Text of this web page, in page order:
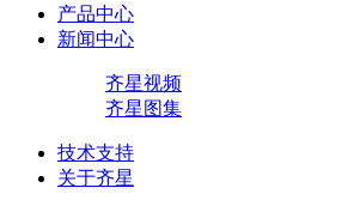
产品中心
新闻中心
齐星视频
齐星图集
技术支持
关于齐星